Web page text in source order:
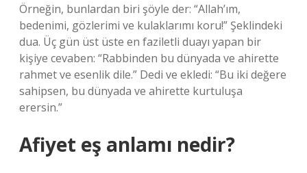
Örneğin, bunlardan biri şöyle der: “Allah’ım,
bedenimi, gözlerimi ve kulaklarımı koru!” Şeklindeki
dua. Üç gün üst üste en faziletli duayı yapan bir
kişiye cevaben: “Rabbinden bu dünyada ve ahirette
rahmet ve esenlik dile.” Dedi ve ekledi: “Bu iki değere
sahipsen, bu dünyada ve ahirette kurtuluşa
erersin.”
Afiyet eş anlamı nedir?